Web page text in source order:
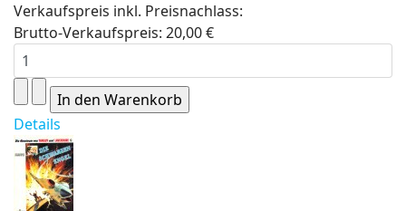
Verkaufspreis inkl. Preisnachlass:
Brutto-Verkaufspreis: 20,00 €
Details